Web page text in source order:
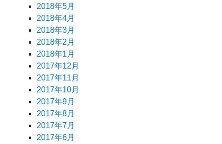
2018年5月
2018年4月
2018年3月
2018年2月
2018年1月
2017年12月
2017年11月
2017年10月
2017年9月
2017年8月
2017年7月
2017年6月